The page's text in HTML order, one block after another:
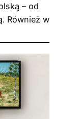
– od
Również w